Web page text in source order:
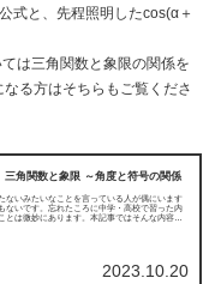
式と、先程照明したcos(α＋
は三角関数と象限の関係を
る方はそちらもご覧くださ
三角関数と象限 ～角度と符号の関係
ないみたいなことを言っている人が偶にいます
ないです。忘れたころに中学・高校で習った内
は微妙にあります。本記事ではそんな内容の
2023.10.20